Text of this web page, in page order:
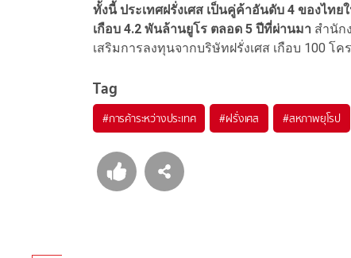
ทั้งนี้ ประเทศฝรั่งเศส เป็นคู่ค้าอันดับ 4 ของไท
เกือบ 4.2 พันล้านยูโร ตลอด 5 ปีที่ผ่านมา สำนัก
เสริมการลงทุนจากบริษัทฝรั่งเศส เกือบ 100 โ
Tag
#การค้าระหว่างประเทศ #ฝรั่งเศส #สหภาพยุโรป